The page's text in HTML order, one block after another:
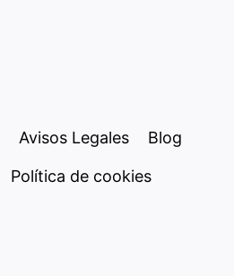
Avisos Legales Blog
Política de cookies